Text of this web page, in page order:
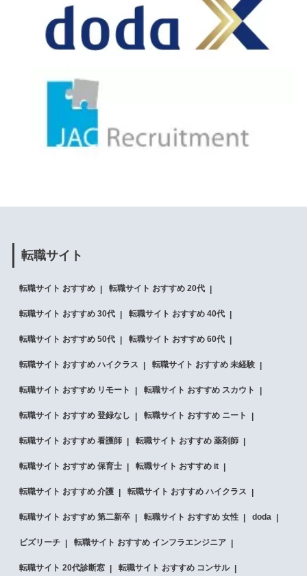
転職サイト
転職サイト おすすめ 転職サイト おすすめ 20代
転職サイト おすすめ 30代 転職サイト おすすめ 40代
転職サイト おすすめ 50代 転職サイト おすすめ 60代
転職サイト おすすめ ハイクラス 転職サイト おすすめ 未経験
転職サイト おすすめ リモート 転職サイト おすすめ スカウト
転職サイト おすすめ 登録なし 転職サイト おすすめ ニート
転職サイト おすすめ 看護師 転職サイト おすすめ 薬剤師
転職サイト おすすめ 保育士 転職サイト おすすめ it
転職サイト おすすめ 介護 転職サイト おすすめ ハイクラス
転職サイト おすすめ 第二新卒 転職サイト おすすめ 女性 doda
ビズリーチ 転職サイト おすすめ インフラエンジニア
転職サイト 20代診断窓 転職サイト おすすめ コンサル